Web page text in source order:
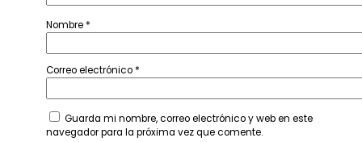
Nombre*
Correo electrónico*
Guarda mi nombre, correo electrónico y web en este
navegador para la próxima vez que comente.